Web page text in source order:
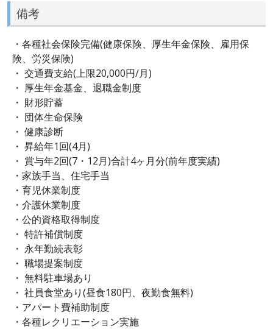
備考
・各種社会保険完備(健康保険、厚生年金保険、雇用保
険、労災保険)
・ 交通費支給(上限20,000円/月)
・ 厚生年金基金、退職金制度
・ 財形貯蓄
・ 団体生命保険
・ 健康診断
・ 昇給年1回(4月)
・ 賞与年2回(7・12月)合計4ヶ月分(前年度実績)
・家族手当、住宅手当
・育児休業制度
・介護休業制度
・公的資格取得制度
・ 特許補償制度
・ 永年勤続表彰
・ 職場提案制度
・ 無料駐車場あり
・ 社員食堂あり(昼食180円、夜勤食無料)
・アパート費補助制度
・各種レクリエーション実施